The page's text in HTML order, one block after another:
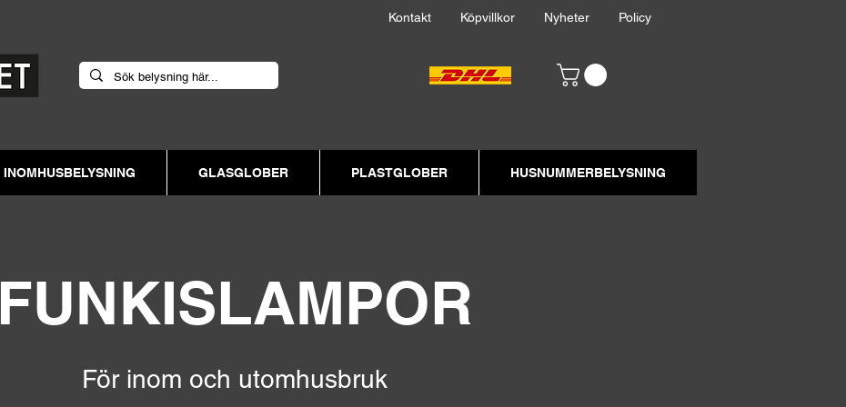
Kontakt Köpvillkor Nyheter Policy
INOMHUSBELYSNING GLASGLOBER PLASTGLOBER HUSNUMMERBELYSNING
FUNKISLAMPOR
För inom och utomhusbruk